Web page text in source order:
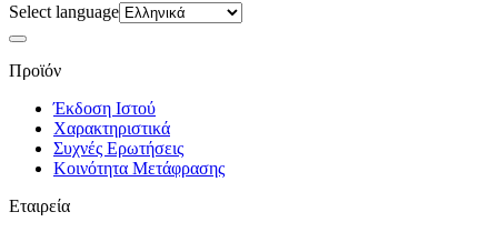
Select language
Προϊόν
Έκδοση Ιστού
Χαρακτηριστικά
Συχνές Ερωτήσεις
Κοινότητα Μετάφρασης
Εταιρεία